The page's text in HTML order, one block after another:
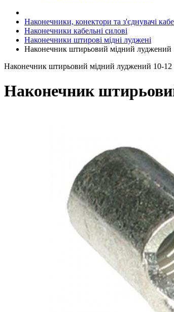
Наконечники, конектори та з'єднувачі
Наконечники кабельні силові
Наконечники штирові мідні луджені
Наконечник штирьовий мідний луджений
Наконечник штирьовий мідний луджений 10-12
Наконечник